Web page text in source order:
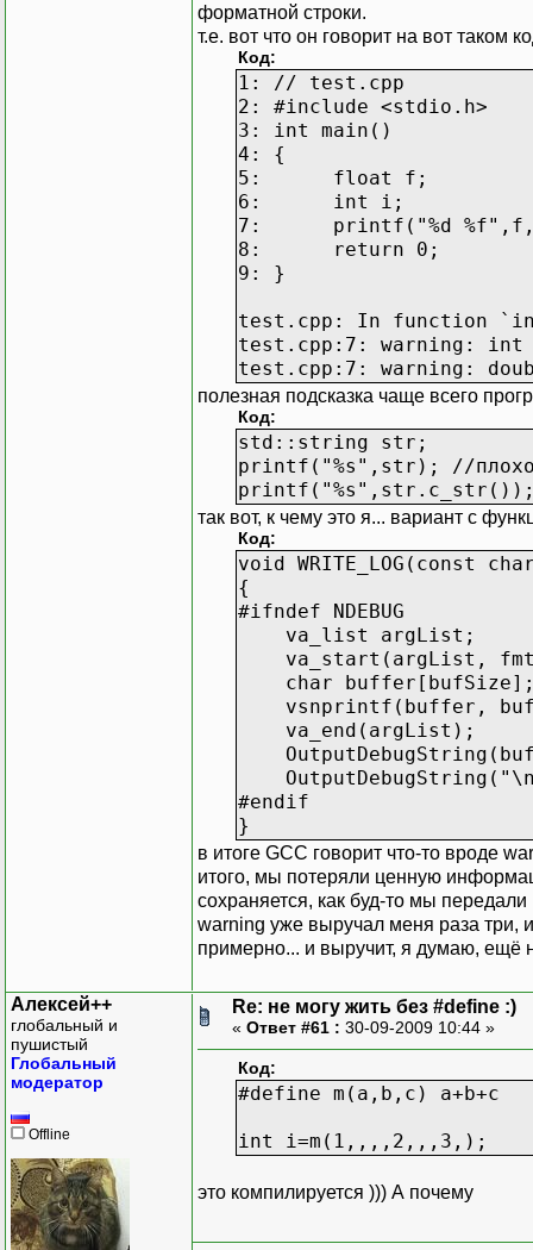
#ifdef PS3
#define WRITE_LOG(...)
}
#endif
#endif
форматной строки.
т.е. вот что он говорит на вот таком
Код:
1: // test.cpp
2: #include <stdio.h>
3: int main()
4: {
5:
float f;
6:
int i;
7:
printf("%d
8:
return 0;
9: }
test.cpp: In function
test.cpp:7: warning: int
test.cpp:7: warning:
полезная подсказка чаще всего
Код:
std::string str;
printf("%s",str); //
printf("%s",str.c_str()); //
так вот, к чему это я... вариант с
Код:
void WRITE_LOG(const
{
#ifndef NDEBUG
va_list argList;
va_start(argList,
char
vsnprintf(buffer,
va_end(argList);
#endif
}
в итоге GCC говорит что-то вроде
итого, мы потеряли ценную
сохраняется, как буд-то мы
warning уже выручал меня раза три,
примерно... и выручит, я думаю, ещё
Алексей++
глобальный и
пушистый
Глобальный
модератор
Offline
Re: не могу жить без #define :)
« Ответ #61 : 30-09-2009 10:44 »
Код:
#define m(a,b,c) a+b+c
int i=m(1,,,,2,,,3,);
это компилируется ))) А почему